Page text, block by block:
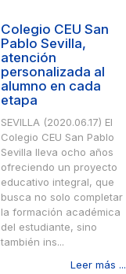
Colegio CEU San
Pablo Sevilla,
atención
personalizada al
alumno en cada
etapa
SEVILLA (2020.06.17) El
Colegio CEU San Pablo
Sevilla lleva ocho años
ofreciendo un proyecto
educativo integral, que
busca no solo completar
la formación académica
del estudiante, sino
también ins...
Leer más ...